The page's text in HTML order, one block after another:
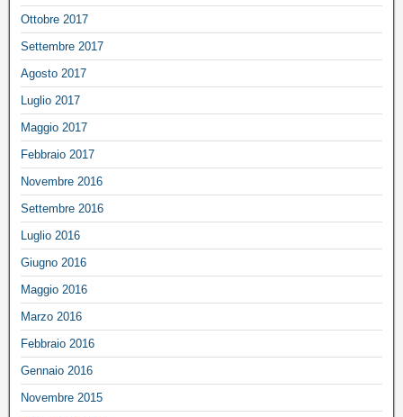
Ottobre 2017
Settembre 2017
Agosto 2017
Luglio 2017
Maggio 2017
Febbraio 2017
Novembre 2016
Settembre 2016
Luglio 2016
Giugno 2016
Maggio 2016
Marzo 2016
Febbraio 2016
Gennaio 2016
Novembre 2015